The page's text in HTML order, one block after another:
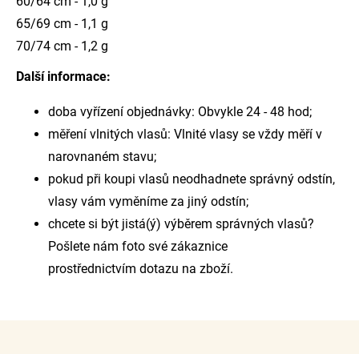
65/69 cm - 1,1 g
70/74 cm - 1,2 g
Další informace:
doba vyřízení objednávky: Obvykle 24 - 48 hod;
měření vlnitých vlasů: Vlnité vlasy se vždy měří v
narovnaném stavu;
pokud při koupi vlasů neodhadnete správný odstín,
vlasy vám vyměníme za jiný odstín;
chcete si být jistá(ý) výběrem správných vlasů?
Pošlete nám foto své zákaznice
prostřednictvím dotazu na zboží.